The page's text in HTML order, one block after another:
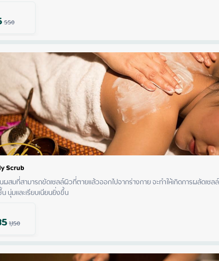
550
Scrub
ผสมที่สามารถขัดเซลล์ผิวที่ตายแล้วออกไปจากร่างกาย จะทำให้เกิดการผลัดเซ
นุ่มและเรียบเนียนยิ่งขึ้น
1,150